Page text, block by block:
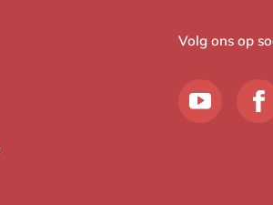
Volg ons op